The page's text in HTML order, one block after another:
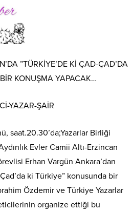
”TÜRKİYE’DE Kİ ÇAD-ÇAD’DA
KONUŞMA YAPACAK…
YAZAR-ŞAİR
saat.20.30’da;Yazarlar Birliği
Evler Camii Altı-Erzincan
Erhan Vargün Ankara’dan
ki Türkiye” konusunda bir
Özdemir ve Türkiye Yazarlar
organize ettiği bu